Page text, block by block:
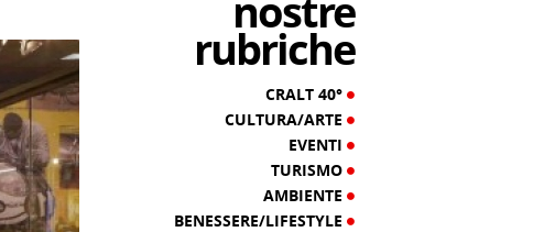
rubriche
CRALT 40°
CULTURA/ARTE
EVENTI
TURISMO
AMBIENTE
BENESSERE/LIFESTYLE